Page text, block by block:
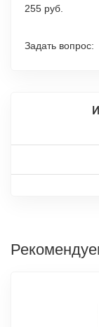
255 руб.
Задать вопрос: